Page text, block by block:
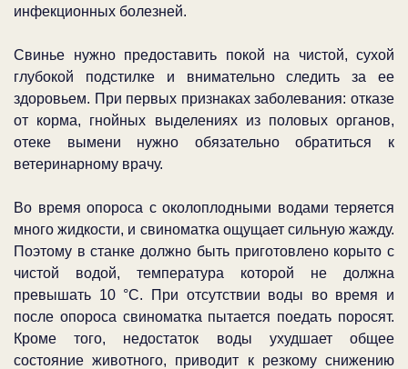
инфекционных болезней.
Свинье нужно предоставить покой на чистой, сухой
глубокой подстилке и внимательно следить за ее
здоровьем. При первых признаках заболевания: отказе
от корма, гнойных выделениях из половых органов,
отеке вымени нужно обязательно обратиться к
ветеринарному врачу.
Во время опороса с околоплодными водами теряется
много жидкости, и свиноматка ощущает сильную жажду.
Поэтому в станке должно быть приготовлено корыто с
чистой водой, температура которой не должна
превышать 10 °С. При отсутствии воды во время и
после опороса свиноматка пытается поедать поросят.
Кроме того, недостаток воды ухудшает общее
состояние животного, приводит к резкому снижению